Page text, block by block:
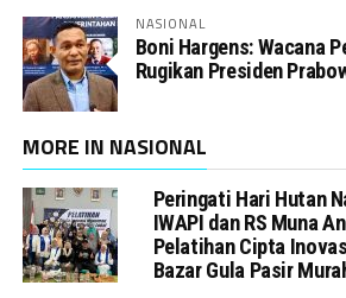
NASIONAL
Boni Hargens: Wacana
Rugikan Presiden
MORE IN NASIONAL
Peringati Hari Hutan
IWAPI dan RS Muna
Pelatihan Cipta
Bazar Gula Pasir